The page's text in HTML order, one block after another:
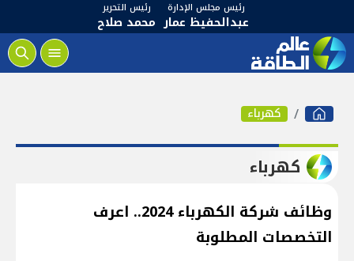
رئيس مجلس الإدارة
عبدالحفيظ عمار
رئيس التحرير
محمد صلاح
كهرباء
كهرباء
وظائف شركة الكهرباء 2024.. اعرف
التخصصات المطلوبة